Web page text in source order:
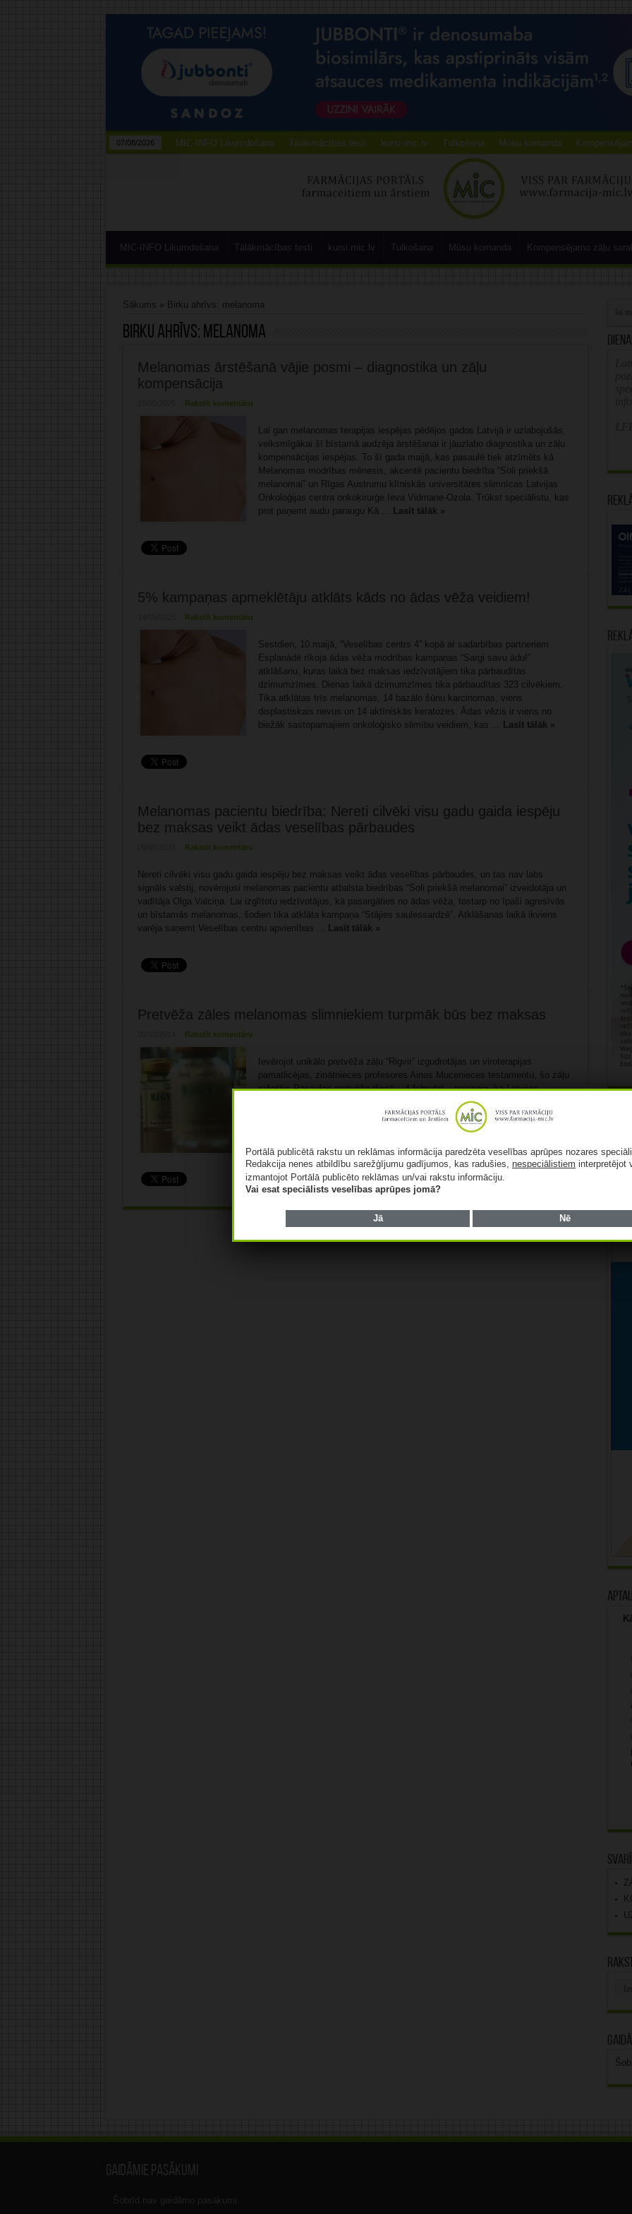
07/08/2026 MIC-INFO Likumdošana Tālākmācības testi kursi.mic.lv Tulkošana Mūsu komanda
MIC-INFO Likumdošana Tālākmācības testi kursi.mic.lv Tulkošana Mūsu komanda Kompensējamo zāļu
Sākums » Birku ahrīvs: melanoma
Birku ahrīvs: melanoma
Melanomas ārstēšanā vājie posmi – diagnostika un zāļu
kompensācija
Rakstīt komentāru
Lai gan melanomas terapijas iespējas pēdējos gados Latvijā ir uzlabojušās,
veiksmīgākai šī bīstamā audzēja ārstēšanai ir jāuzlabo diagnostika un zāļu
kompensācijas iespējas. To šī gada maijā, kas pasaulē tiek atzīmēts kā
Melanomas modrības mēnesis, akcentē pacientu biedrība “Soli priekšā
melanomai” un Rīgas Austrumu klīniskās universitātes slimnīcas Latvijas
Onkoloģijas centra onkoķirurģe Ieva Vidmane-Ozola. Trūkst speciālistu, kas
prot paņemt audu paraugu Kā ... Lasīt tālāk »
5% kampaņas apmeklētāju atklāts kāds no ādas vēža veidiem!
Rakstīt komentāru
Sestdien, 10.maijā, “Veselības centrs 4” kopā ar sadarbības partneriem
Esplanādē rīkoja ādas vēža modrības kampaņas “Sargi savu ādu!”
atklāšanu, kuras laikā bez maksas iedzīvotājiem tika pārbaudītas
dzimumzīmes. Dienas laikā dzimumzīmes tika pārbaudītas 323 cilvēkiem.
Tika atklātas trīs melanomas, 14 bazālo šūnu karcinomas, viens
displastiskais nevus un 14 aktīniskās keratozes. Ādas vēzis ir viens no
biežāk sastopamajiem onkoloģisko slimību veidiem, kas ... Lasīt tālāk »
Melanomas pacientu biedrība: Nereti cilvēki visu gadu gaida iespēju
bez maksas veikt ādas veselības pārbaudes
Rakstīt komentāru
Nereti cilvēki visu gadu gaida iespēju bez maksas veikt ādas veselības pārbaudes, un tas nav labs
signāls valstij, novērojusi melanomas pacientu atbalsta biedrības “Soli priekšā melanomai” izveidotāja un
vadītāja Olga Valciņa. Lai izglītotu iedzīvotājus, kā pasargāties no ādas vēža, tostarp no īpaši agresīvās
un bīstamās melanomas, šodien tika atklāta kampaņa “Stājies saulessardzē”. Atklāšanas laikā ikviens
varēja saņemt Veselības centru apvienības ... Lasīt tālāk »
Pretvēža zāles melanomas slimniekiem turpmāk būs bez maksas
Rakstīt komentāru
Ievērojot unikālo pretvēža zāļu “Rigvir” izgudrotājas un viroterapijas
pamatlicējas, zinātnieces profesores Ainas Mucenieces testamentu, šo zāļu
ražotājs Pasaules pretvēža dienā – 4.februārī – paziņoja, ka Latvijas
melanomas pacientiem no šī brīža zāles “Rigvir” pilnībā tiks nodrošinātas
bez maksas. Kā skaidroja Latvijas Viroterapijas centra izpilddirektore Gunta
Kalniņa, zāles pacientiem būs pieejamas jau sākot no brīža, kad ārstam
Gaidāmie pasākumi
Šobrīd nav gaidāmo pasākumi.
Portālā publicētā rakstu un reklāmas informācija paredzēta veselības aprūpes nozares
Redakcija nenes atbildību sarežģījumu gadījumos, kas radušies,nespeciālistiem interpretējot
izmantojot Portālā publicēto reklāmas un/vai rakstu informāciju.
Vai esat speciālists veselības aprūpes jomā?
Jā Nē